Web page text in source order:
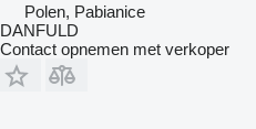
Polen, Pabianice
DANFULD
Contact opnemen met verkoper